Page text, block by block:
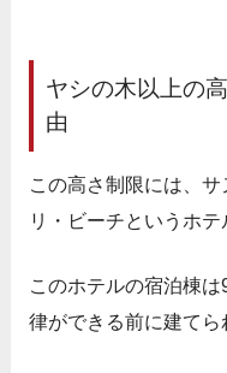
ヤシの木以上の
由
この高さ制限には、
リ・ビーチというホテ
このホテルの宿泊棟
律ができる前に建てら